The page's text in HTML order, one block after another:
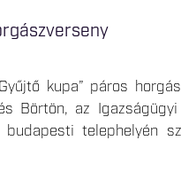
kupa” páros
Börtön, az
telephelyén